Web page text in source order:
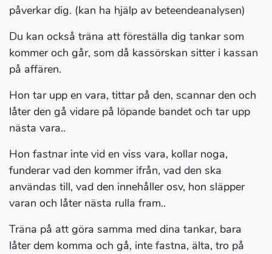
påverkar dig. (kan ha hjälp av beteendeanalysen)
Du kan också träna att föreställa dig tankar som
kommer och går, som då kassörskan sitter i kassan
på affären.
Hon tar upp en vara, tittar på den, scannar den och
låter den gå vidare på löpande bandet och tar upp
nästa vara..
Hon fastnar inte vid en viss vara, kollar noga,
funderar vad den kommer ifrån, vad den ska
användas till, vad den innehåller osv, hon släpper
varan och låter nästa rulla fram..
Träna på att göra samma med dina tankar, bara
låter dem komma och gå, inte fastna, älta, tro på